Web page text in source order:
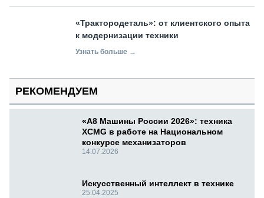
«Трактородеталь»: от клиентского опыта
к модернизации техники
Узнать больше →
РЕКОМЕНДУЕМ
«А8 Машины России 2026»: техника
XCMG в работе на Национальном
конкурсе механизаторов
14.07.2026
Искусственный интеллект в технике
25.04.2025